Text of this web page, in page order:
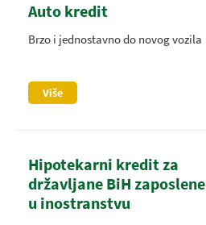
Auto kredit
Brzo i jednostavno do novog vozila
Više
Hipotekarni kredit za
državljane BiH zaposlene
u inostranstvu